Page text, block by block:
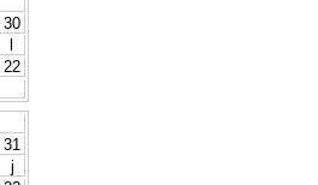
30
l
22
31
j